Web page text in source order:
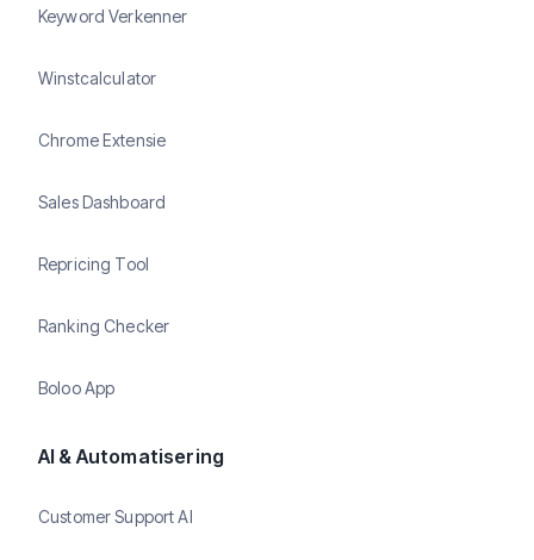
Keyword Verkenner
Winstcalculator
Chrome Extensie
Sales Dashboard
Repricing Tool
Ranking Checker
Boloo App
AI & Automatisering
Customer Support AI